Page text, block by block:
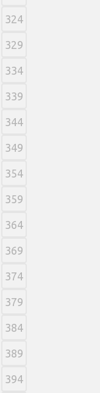
324
329
334
339
344
349
354
359
364
369
374
379
384
389
394